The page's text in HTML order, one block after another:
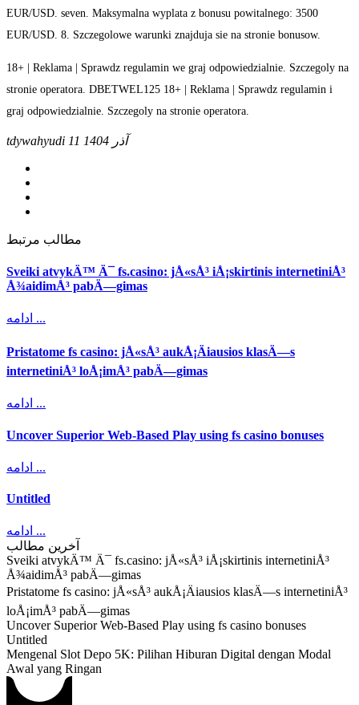
EUR/USD. seven. Maksymalna wyplata z bonusu powitalnego: 3500
EUR/USD. 8. Szczegolowe warunki znajduja sie na stronie bonusow.
18+ | Reklama | Sprawdz regulamin we graj odpowiedzialnie. Szczegoly na
stronie operatora. DBETWEL125 18+ | Reklama | Sprawdz regulamin i
graj odpowiedzialnie. Szczegoly na stronie operatora.
tdywahyudi 11 آذر 1404
مطالب مرتبط
Sveiki atvykÄ™ Ä¯ fs.casino: jÅ«sÅ³ iÅ¡skirtinis internetiniÅ³
Å¾aidimÅ³ pabÄ—gimas
ادامه ...
Pristatome fs casino: jÅ«sÅ³ aukÅ¡Äiausios klasÄ—s
internetiniÅ³ loÅ¡imÅ³ pabÄ—gimas
ادامه ...
Uncover Superior Web-Based Play using fs casino bonuses
ادامه ...
Untitled
ادامه ...
آخرین مطالب
Sveiki atvykÄ™ Ä¯ fs.casino: jÅ«sÅ³ iÅ¡skirtinis internetiniÅ³
Å¾aidimÅ³ pabÄ—gimas
Pristatome fs casino: jÅ«sÅ³ aukÅ¡Äiausios klasÄ—s internetiniÅ³
loÅ¡imÅ³ pabÄ—gimas
Uncover Superior Web-Based Play using fs casino bonuses
Untitled
Mengenal Slot Depo 5K: Pilihan Hiburan Digital dengan Modal
Awal yang Ringan